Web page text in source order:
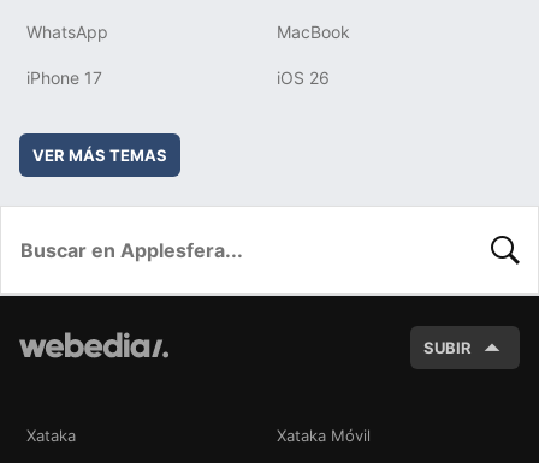
WhatsApp MacBook
iPhone 17 iOS 26
VER MÁS TEMAS
SUBIR
Xataka Xataka Móvil